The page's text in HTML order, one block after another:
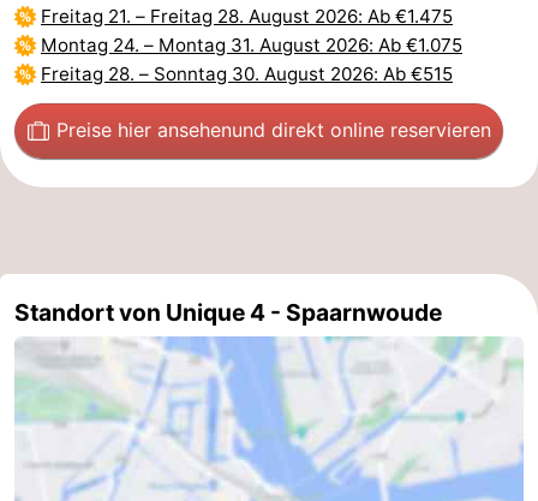
Freitag 21. – Freitag 28. August 2026: Ab €1.475
Montag 24. – Montag 31. August 2026: Ab €1.075
Freitag 28. – Sonntag 30. August 2026: Ab €515
Preise hier ansehenund direkt online reservieren
Standort von Unique 4 - Spaarnwoude